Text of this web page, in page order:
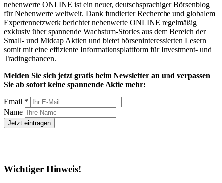
nebenwerte ONLINE ist ein neuer, deutschsprachiger Börsenblog
für Nebenwerte weltweit. Dank fundierter Recherche und globalem
Expertennetzwerk berichtet nebenwerte ONLINE regelmäßig
exklusiv über spannende Wachstum-Stories aus dem Bereich der
Small- und Midcap Aktien und bietet börseninteressierten Lesern
somit mit eine effiziente Informationsplattform für Investment- und
Tradingchancen.
Melden Sie sich jetzt gratis beim Newsletter an und verpassen
Sie ab sofort keine spannende Aktie mehr:
Email *
Name
Wichtiger Hinweis!